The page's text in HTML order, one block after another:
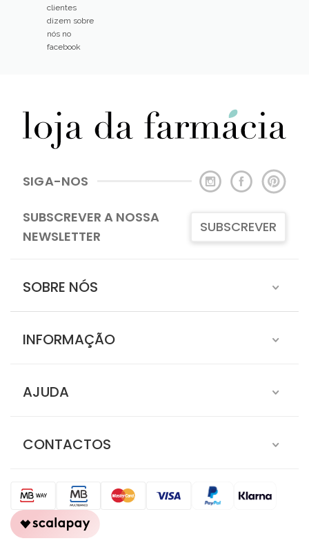
clientes
dizem sobre
nós no
facebook
SIGA-NOS
SUBSCREVER A NOSSA
NEWSLETTER
SUBSCREVER
SOBRE NÓS
INFORMAÇÃO
AJUDA
CONTACTOS